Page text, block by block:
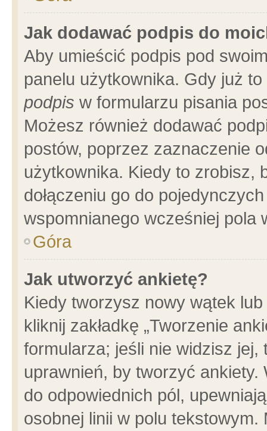
Jak dodawać podpis do
Aby umieścić podpis pod
panelu użytkownika. Gdy już
podpis w formularzu pisania
Możesz również dodawać
postów, poprzez zaznaczenie
użytkownika. Kiedy to zrobisz,
dołączeniu go do
wspomnianego wcześniej pola
Góra
Jak utworzyć ankietę?
Kiedy tworzysz nowy wątek
kliknij zakładkę „Tworzenie
formularza; jeśli nie widzisz
uprawnień, by tworzyć ankiety.
do odpowiednich pól,
osobnej linii w polu